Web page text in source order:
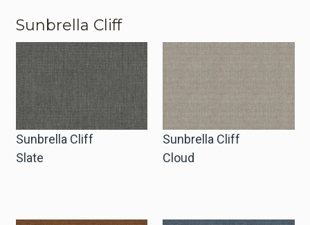
Sunbrella Cliff
Sunbrella Cliff
Slate
Sunbrella Cliff
Cloud
Cart
Cart
Probe-Anfrage